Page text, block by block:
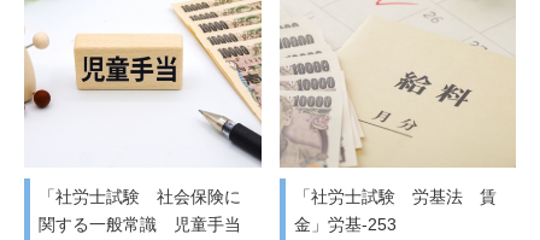
「社労士試験 社会保険に
関する一般常識 児童手当
「社労士試験 労基法 賃
金」労基-253